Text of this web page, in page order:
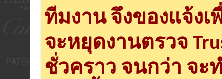
ทีมงาน จึงของแจ้ง
จะหยุดงานตรวจ
ชั่วคราว จนกว่า จะ